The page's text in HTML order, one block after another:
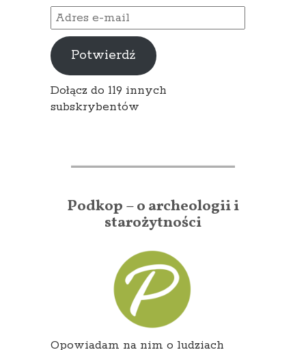
Adres
e-
mail
Potwierdź
Dołącz do 119 innych
subskrybentów
Podkop – o archeologii i
starożytności
Opowiadam na nim o ludziach